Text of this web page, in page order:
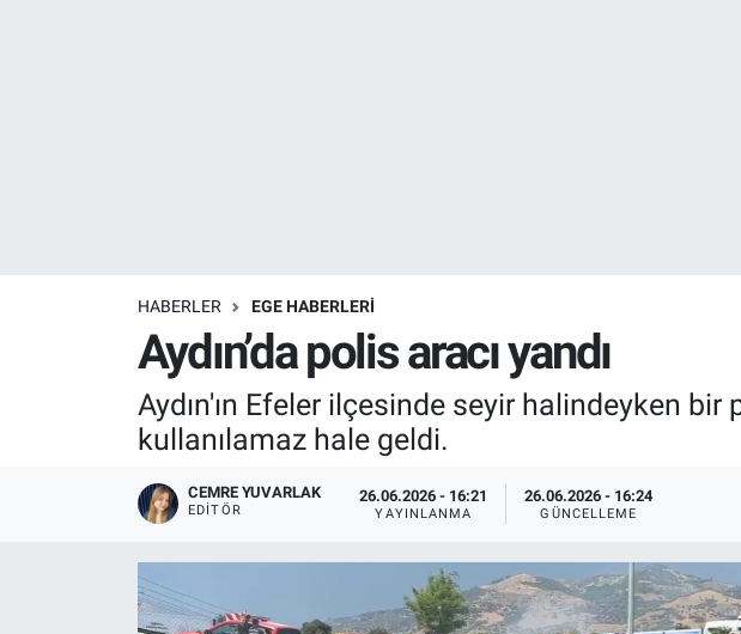
HABERLER EGE HABERLERİ
Aydın’da polis aracı yandı
Aydın'ın Efeler ilçesinde seyir halindeyken
kullanılamaz hale geldi.
CEMRE YUVARLAK
EDITÖR
26.06.2026 - 16:21
YAYINLANMA
26.06.2026 - 16:24
GÜNCELLEME